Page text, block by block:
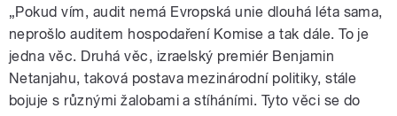
„Pokud vím, audit nemá Evropská unie dlouhá léta sama,
neprošlo auditem hospodaření Komise a tak dále. To je
jedna věc. Druhá věc, izraelský premiér Benjamin
Netanjahu, taková postava mezinárodní politiky, stále
bojuje s různými žalobami a stíháními. Tyto věci se do